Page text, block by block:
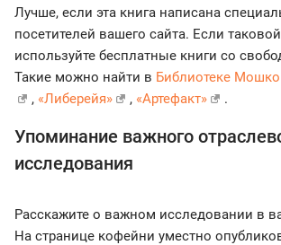
Лучше, если эта книга написана
посетителей вашего сайта. Если
используйте бесплатные книги со
Такие можно найти в Библиотеке
, «Либерейя» , «Артефакт» .
Упоминание важного
исследования
Расскажите о важном исследовании в
На странице кофейни уместно